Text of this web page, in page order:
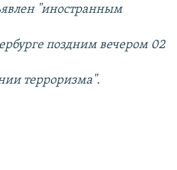
"иностранным
поздним вечером 02
терроризма".